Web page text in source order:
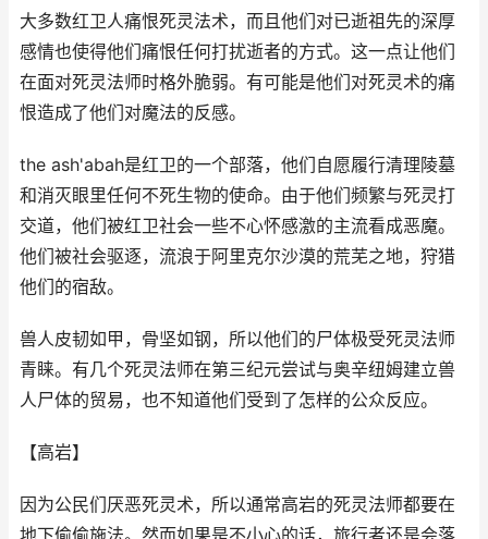
大多数红卫人痛恨死灵法术，而且他们对已逝祖先的深厚
感情也使得他们痛恨任何打扰逝者的方式。这一点让他们
在面对死灵法师时格外脆弱。有可能是他们对死灵术的痛
恨造成了他们对魔法的反感。
the ash'abah是红卫的一个部落，他们自愿履行清理陵墓
和消灭眼里任何不死生物的使命。由于他们频繁与死灵打
交道，他们被红卫社会一些不心怀感激的主流看成恶魔。
他们被社会驱逐，流浪于阿里克尔沙漠的荒芜之地，狩猎
他们的宿敌。
兽人皮韧如甲，骨坚如钢，所以他们的尸体极受死灵法师
青睐。有几个死灵法师在第三纪元尝试与奥辛纽姆建立兽
人尸体的贸易，也不知道他们受到了怎样的公众反应。
【高岩】
因为公民们厌恶死灵术，所以通常高岩的死灵法师都要在